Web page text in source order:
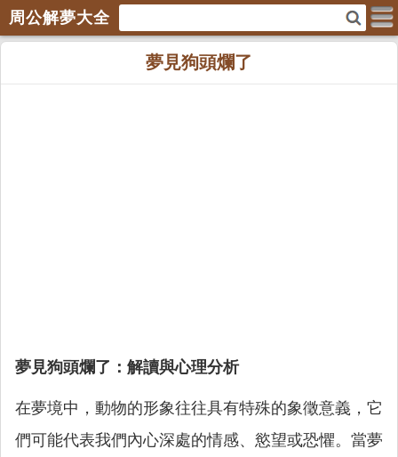
周公解夢大全
夢見狗頭爛了
夢見狗頭爛了：解讀與心理分析
在夢境中，動物的形象往往具有特殊的象徵意義，它
們可能代表我們內心深處的情感、慾望或恐懼。當夢